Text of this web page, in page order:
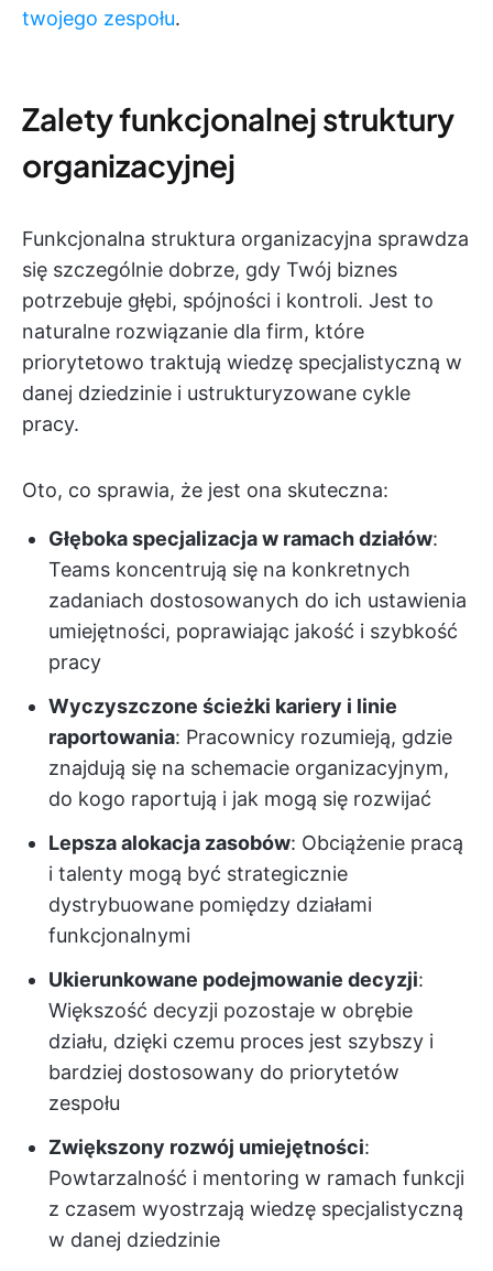
twojego zespołu.
Zalety funkcjonalnej struktury
organizacyjnej
Funkcjonalna struktura organizacyjna sprawdza
się szczególnie dobrze, gdy Twój biznes
potrzebuje głębi, spójności i kontroli. Jest to
naturalne rozwiązanie dla firm, które
priorytetowo traktują wiedzę specjalistyczną w
danej dziedzinie i ustrukturyzowane cykle
pracy.
Oto, co sprawia, że jest ona skuteczna:
Głęboka specjalizacja w ramach działów:
Teams koncentrują się na konkretnych
zadaniach dostosowanych do ich ustawienia
umiejętności, poprawiając jakość i szybkość
pracy
Wyczyszczone ścieżki kariery i linie
raportowania: Pracownicy rozumieją, gdzie
znajdują się na schemacie organizacyjnym,
do kogo raportują i jak mogą się rozwijać
Lepsza alokacja zasobów: Obciążenie pracą
i talenty mogą być strategicznie
dystrybuowane pomiędzy działami
funkcjonalnymi
Ukierunkowane podejmowanie decyzji:
Większość decyzji pozostaje w obrębie
działu, dzięki czemu proces jest szybszy i
bardziej dostosowany do priorytetów
zespołu
Zwiększony rozwój umiejętności:
Powtarzalność i mentoring w ramach funkcji
z czasem wyostrzają wiedzę specjalistyczną
w danej dziedzinie